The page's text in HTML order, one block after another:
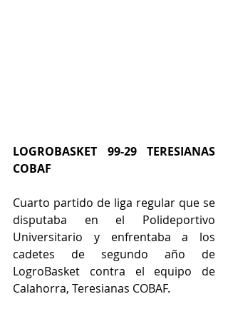
LOGROBASKET 99-29 TERESIANAS
COBAF
Cuarto partido de liga regular que se
disputaba en el Polideportivo
Universitario y enfrentaba a los
cadetes de segundo año de
LogroBasket contra el equipo de
Calahorra, Teresianas COBAF.